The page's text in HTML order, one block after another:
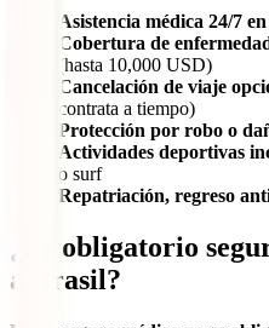
Asistencia médica 24/7
Cobertura de
(hasta 10,000 USD)
Cancelación de viaje
contrata a tiempo)
Protección por robo o
Actividades deportivas
o surf
Repatriación, regreso
¿Es obligatorio
a Brasil?